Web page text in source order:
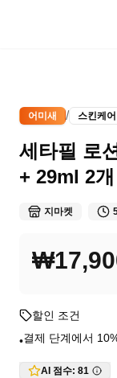
어미새 / 스킨케어
세타필 로
+ 29ml 2개
지마켓
할인 조건
•결제 단계에서
AI 점수: 81